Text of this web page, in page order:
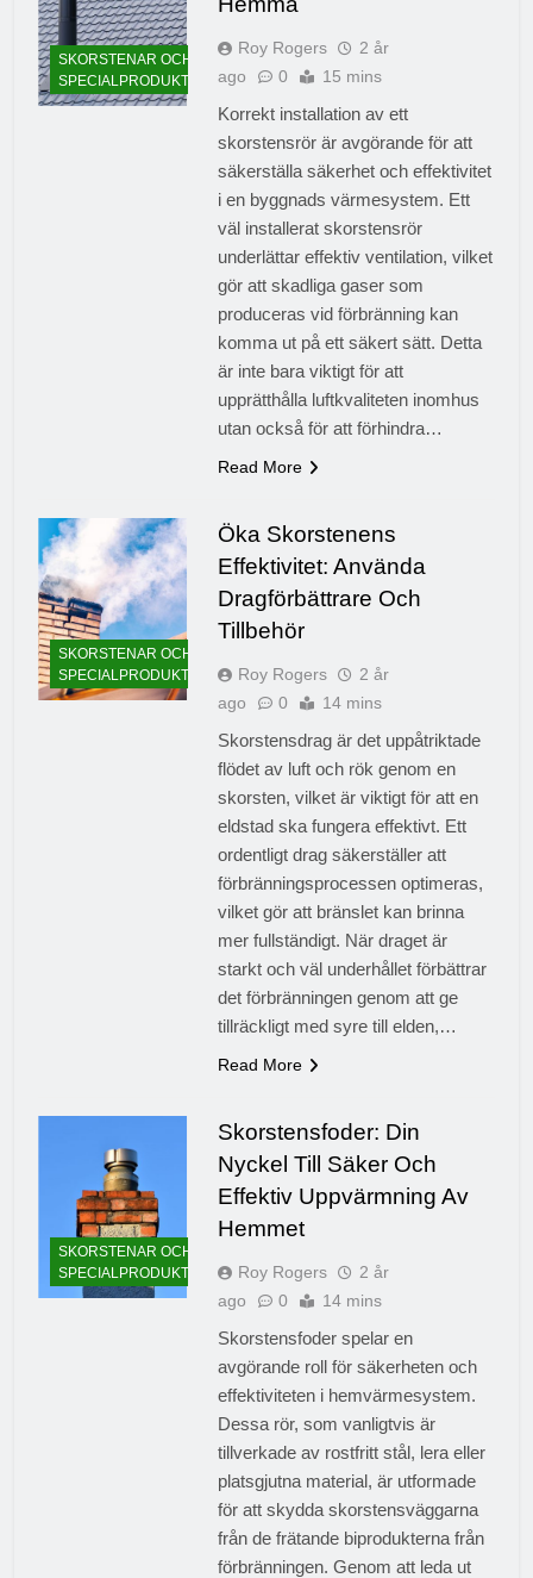
SKORSTENAR OCH
SPECIALPRODUKTER
Roy Rogers
2 år
ago
0 15 mins
Korrekt installation av ett
skorstensrör är avgörande för att
säkerställa säkerhet och effektivitet
i en byggnads värmesystem. Ett
väl installerat skorstensrör
underlättar effektiv ventilation, vilket
gör att skadliga gaser som
produceras vid förbränning kan
komma ut på ett säkert sätt. Detta
är inte bara viktigt för att
upprätthålla luftkvaliteten inomhus
utan också för att förhindra…
Read More
SKORSTENAR OCH
SPECIALPRODUKTER
Öka Skorstenens
Effektivitet: Använda
Dragförbättrare Och
Tillbehör
Roy Rogers
2 år
ago
0 14 mins
Skorstensdrag är det uppåtriktade
flödet av luft och rök genom en
skorsten, vilket är viktigt för att en
eldstad ska fungera effektivt. Ett
ordentligt drag säkerställer att
förbränningsprocessen optimeras,
vilket gör att bränslet kan brinna
mer fullständigt. När draget är
starkt och väl underhållet förbättrar
det förbränningen genom att ge
tillräckligt med syre till elden,…
Read More
SKORSTENAR OCH
SPECIALPRODUKTER
Skorstensfoder: Din
Nyckel Till Säker Och
Effektiv Uppvärmning Av
Hemmet
Roy Rogers
2 år
ago
0 14 mins
Skorstensfoder spelar en
avgörande roll för säkerheten och
effektiviteten i hemvärmesystem.
Dessa rör, som vanligtvis är
tillverkade av rostfritt stål, lera eller
platsgjutna material, är utformade
för att skydda skorstensväggarna
från de frätande biprodukterna från
förbränningen. Genom att leda ut